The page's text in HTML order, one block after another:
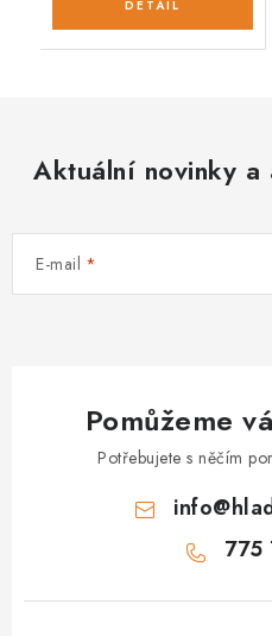
Aktuální novinky a
E-mail
Pomůžeme
Potřebujete s něčím
info@
775